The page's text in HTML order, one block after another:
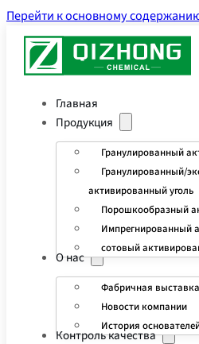
Перейти к основному
Главная
Продукция
Гранулированный
Гранулированный/
активированный уголь
Порошкообразный
Импрегнированный
сотовый
О нас
Фабричная выставка
Новости компании
История
Контроль качества